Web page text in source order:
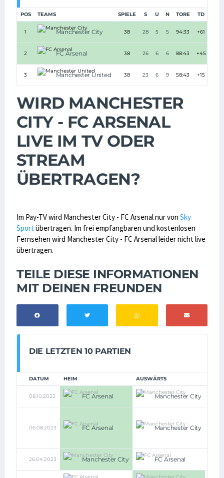
POS TEAMS SPIELE S U N TORE TD
1 Manchester City 38 28 5 5 94:33 +61
2 FC Arsenal 38 26 6 6 88:43 +45
3 Manchester United 38 23 6 9 58:43 +15
WIRD MANCHESTER
CITY - FC ARSENAL
LIVE IM TV ODER
STREAM
ÜBERTRAGEN?
Im Pay-TV wird Manchester City - FC Arsenal nur von Sky
Sportübertragen. Im frei empfangbaren und kostenlosen
Fernsehen wird Manchester City - FC Arsenal leider nicht live
übertragen.
TEILE DIESE INFORMATIONEN
MIT DEINEN FREUNDEN
DIE LETZTEN 10 PARTIEN
DATUM HEIM AUSWÄRTS
08.10.2023 FC Arsenal Manchester City
06.08.2023 FC Arsenal Manchester City
26.04.2023 Manchester City FC Arsenal